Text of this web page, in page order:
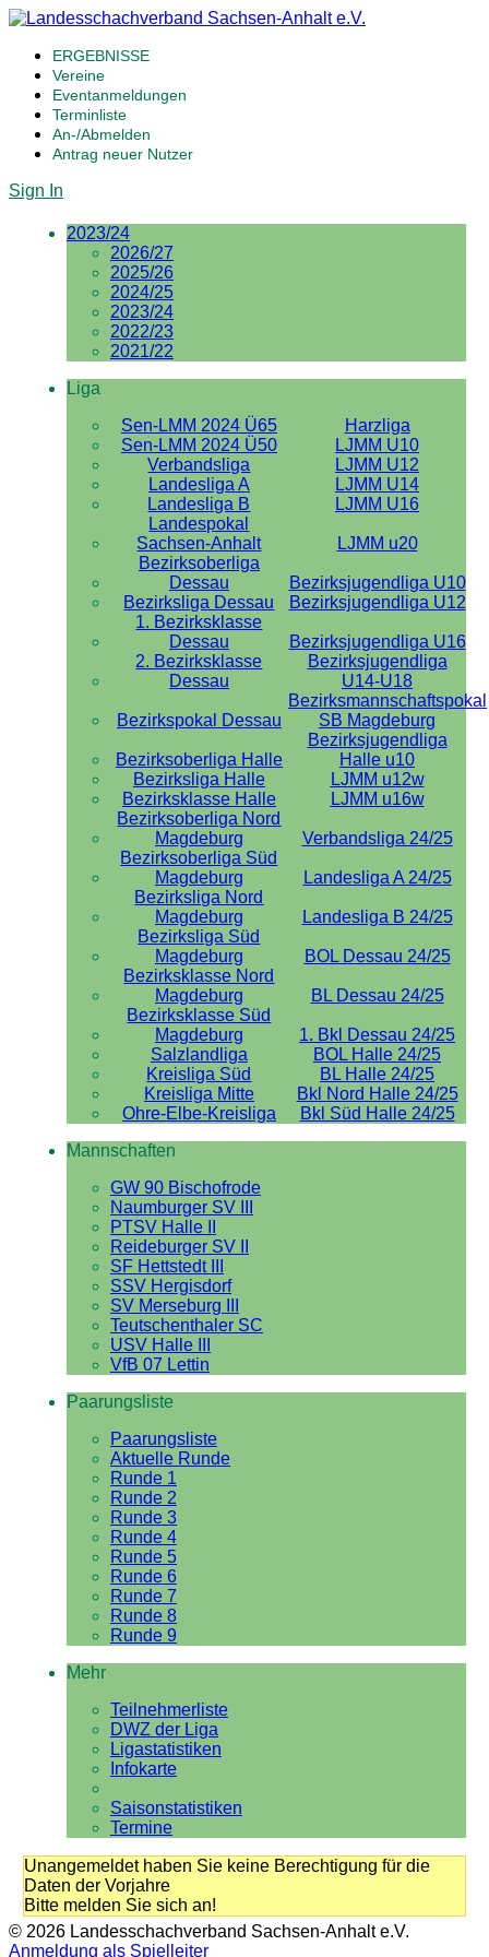
ERGEBNISSE
Vereine
Eventanmeldungen
Terminliste
An-/Abmelden
Antrag neuer Nutzer
Sign In
2023/24
2026/27
2025/26
2024/25
2023/24
2022/23
2021/22
Liga
Sen-LMM 2024 Ü65
Harzliga
Sen-LMM 2024 Ü50
LJMM U10
Verbandsliga
LJMM U12
Landesliga A
LJMM U14
Landesliga B
LJMM U16
Landespokal
Sachsen-Anhalt
LJMM u20
Bezirksoberliga
Dessau
Bezirksjugendliga U10
Bezirksliga Dessau
Bezirksjugendliga U12
1. Bezirksklasse
Dessau
Bezirksjugendliga U16
2. Bezirksklasse
Dessau
Bezirksjugendliga
U14-U18
Bezirkspokal Dessau
Bezirksmannschaftspokal
SB Magdeburg
Bezirksoberliga Halle
Bezirksjugendliga
Halle u10
Bezirksliga Halle
LJMM u12w
Bezirksklasse Halle
LJMM u16w
Bezirksoberliga Nord
Magdeburg
Verbandsliga 24/25
Bezirksoberliga Süd
Magdeburg
Landesliga A 24/25
Bezirksliga Nord
Magdeburg
Landesliga B 24/25
Bezirksliga Süd
Magdeburg
BOL Dessau 24/25
Bezirksklasse Nord
Magdeburg
BL Dessau 24/25
Bezirksklasse Süd
Magdeburg
1. Bkl Dessau 24/25
Salzlandliga
BOL Halle 24/25
Kreisliga Süd
BL Halle 24/25
Kreisliga Mitte
Bkl Nord Halle 24/25
Ohre-Elbe-Kreisliga
Bkl Süd Halle 24/25
Mannschaften
GW 90 Bischofrode
Naumburger SV III
PTSV Halle II
Reideburger SV II
SF Hettstedt III
SSV Hergisdorf
SV Merseburg III
Teutschenthaler SC
USV Halle III
VfB 07 Lettin
Paarungsliste
Paarungsliste
Aktuelle Runde
Runde 1
Runde 2
Runde 3
Runde 4
Runde 5
Runde 6
Runde 7
Runde 8
Runde 9
Mehr
Teilnehmerliste
DWZ der Liga
Ligastatistiken
Infokarte
Saisonstatistiken
Termine
Unangemeldet haben Sie keine Berechtigung für die
Daten der Vorjahre
Bitte melden Sie sich an!
© 2026 Landesschachverband Sachsen-Anhalt e.V.
Anmeldung als Spielleiter